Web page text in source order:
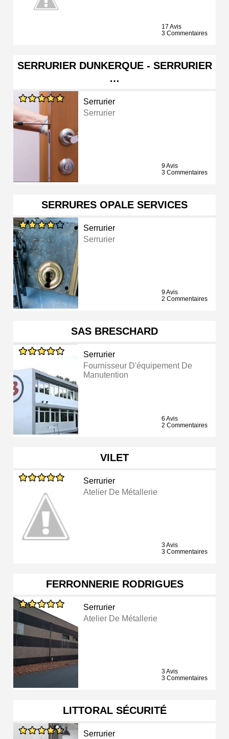
17 Avis
3 Commentaires
SERRURIER DUNKERQUE - SERRURIER
…
Serrurier
Serrurier
9 Avis
3 Commentaires
SERRURES OPALE SERVICES
Serrurier
Serrurier
9 Avis
2 Commentaires
SAS BRESCHARD
Serrurier
Fournisseur D'équipement De
Manutention
6 Avis
2 Commentaires
VILET
Serrurier
Atelier De Métallerie
3 Avis
3 Commentaires
FERRONNERIE RODRIGUES
Serrurier
Atelier De Métallerie
3 Avis
3 Commentaires
LITTORAL SÉCURITÉ
Serrurier